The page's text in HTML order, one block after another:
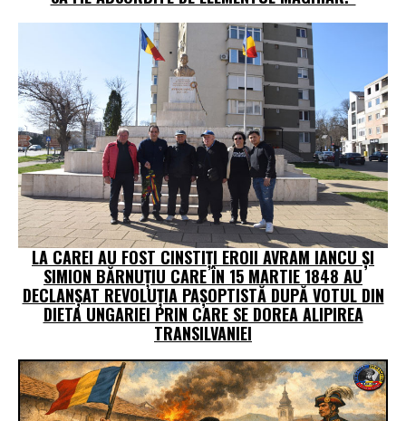
LA CAREI AU FOST CINSTIȚI EROII AVRAM IANCU ȘI
SIMION BĂRNUȚIU CARE ÎN 15 MARTIE 1848 AU
DECLANȘAT REVOLUȚIA PAȘOPTISTĂ DUPĂ VOTUL DIN
DIETA UNGARIEI PRIN CARE SE DOREA ALIPIREA
TRANSILVANIEI